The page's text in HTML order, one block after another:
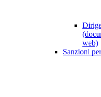
web)
Sanzioni